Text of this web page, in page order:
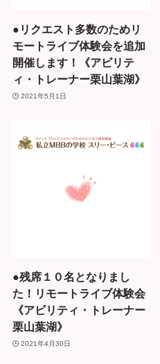
●リクエスト多数のためリ
モートライブ体験会を追加
開催します！《アビリテ
ィ・トレーナー栗山葉湖》
2021年5月1日
●残席１０名となりまし
た！リモートライブ体験会
《アビリティ・トレーナー
栗山葉湖》
2021年4月30日